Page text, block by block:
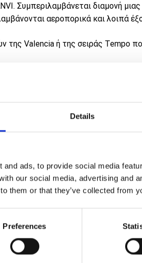
Details
ads, to provide social media
our social media, advertising and
them or that they’ve collected from
Preferences
Συμπεριλαμβάνεται διαμονή
αεροπορικά και λοιπά
Valencia ή της σειράς Tempo
4 νικητές (1 bib , 1
story & tag σε comment κάτω από
με προϊόν ίσης αξίας
της Valencia, ο νικητής θα
αυτό μεταβιβάζεται στον
πρέπει να δηλώσει το όνομά του
να ακολουθήσει ρητά όλα
να ακολουθήσει ρητά όλα